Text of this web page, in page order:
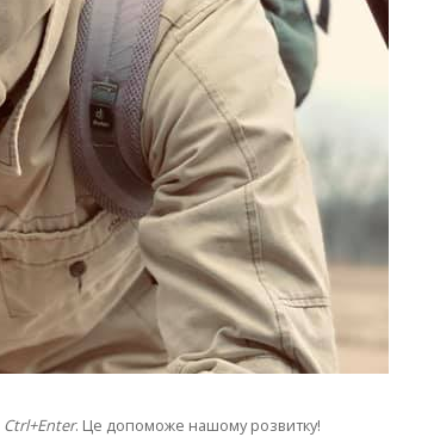
Ctrl+Enter. Це допоможе нашому розвитку!